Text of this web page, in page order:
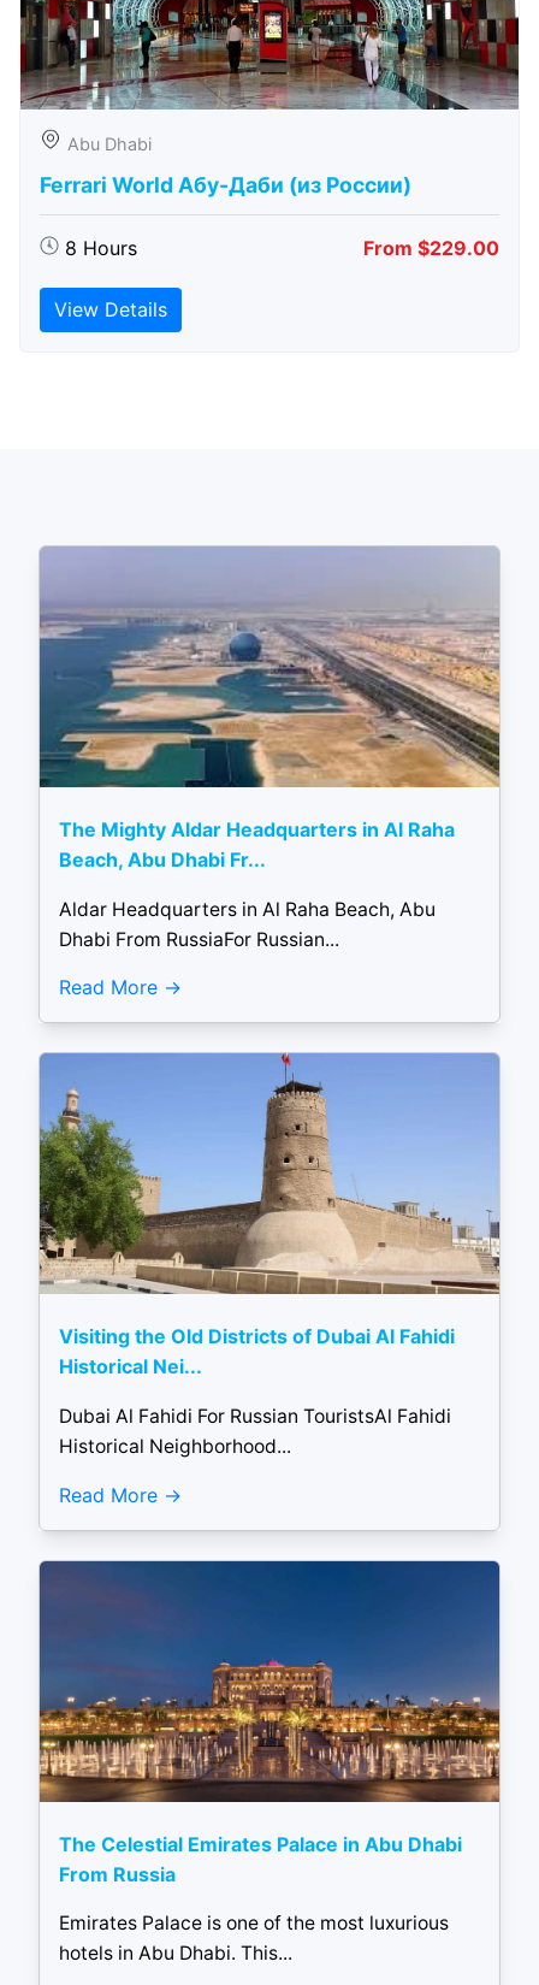
Abu Dhabi
Ferrari World Абу-Даби (из России)
8 Hours From $229.00
View Details
The Mighty Aldar Headquarters in Al Raha
Beach, Abu Dhabi Fr...
Aldar Headquarters in Al Raha Beach, Abu
Dhabi From RussiaFor Russian...
Read More
Visiting the Old Districts of Dubai Al Fahidi
Historical Nei...
Dubai Al Fahidi For Russian TouristsAl Fahidi
Historical Neighborhood...
Read More
The Celestial Emirates Palace in Abu Dhabi
From Russia
Emirates Palace is one of the most luxurious
hotels in Abu Dhabi. This...